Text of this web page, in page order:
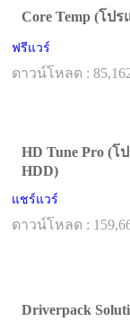
Core Temp (โป
ฟรีแวร์
ดาวน์โหลด :
HD Tune Pro (โ
HDD)
แชร์แวร์
ดาวน์โหลด :
Driverpack